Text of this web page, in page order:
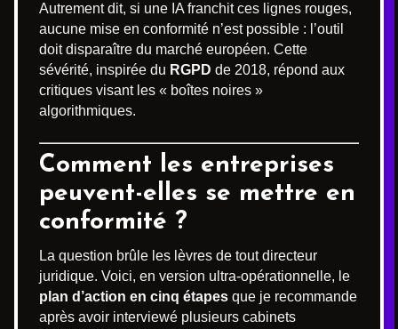
Autrement dit, si une IA franchit ces lignes rouges,
aucune mise en conformité n’est possible : l’outil
doit disparaître du marché européen. Cette
sévérité, inspirée du RGPD de 2018, répond aux
critiques visant les « boîtes noires »
algorithmiques.
Comment les entreprises
peuvent-elles se mettre en
conformité ?
La question brûle les lèvres de tout directeur
juridique. Voici, en version ultra-opérationnelle, le
plan d’action en cinq étapes que je recommande
après avoir interviewé plusieurs cabinets